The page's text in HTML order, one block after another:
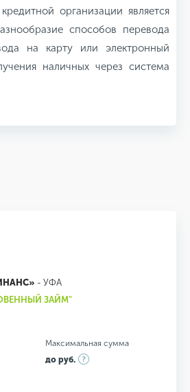
организации является
способов перевода
на карту или электронный
наличных через система
- УФА
ЗАЙМ"
Максимальная сумма
до руб.